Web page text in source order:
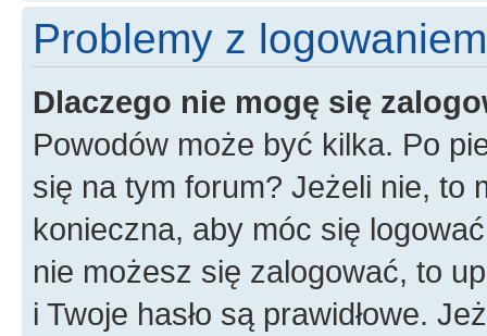
Problemy z
Dlaczego nie mogę się
Powodów może być kilka. Po
się na tym forum? Jeżeli nie, to
konieczna, aby móc się
nie możesz się zalogować, to
i Twoje hasło są prawidłowe.